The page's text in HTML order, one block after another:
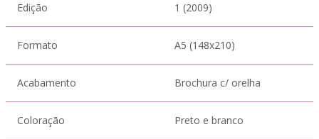
Edição 1 (2009)
Formato A5 (148x210)
Acabamento Brochura c/ orelha
Coloração Preto e branco